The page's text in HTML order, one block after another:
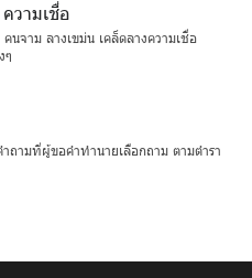
วามเชื่อ
นจาม ลางเขม่น เคล็ดลางความเชื่อ
ๆ
ถามที่ผู้ขอคำทำนายเลือกถาม ตามตำรา